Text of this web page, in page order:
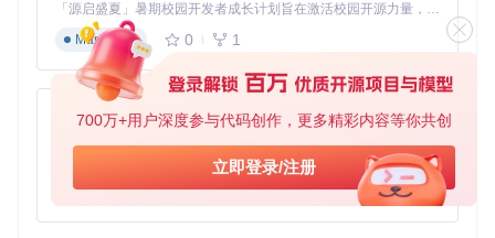
700万+用户深度参与代码创作，更多精彩内容等你共创
立即登录/注册
语义向量检索系统
不同于传统的关键词匹配，Dify采用向量空间模型将文档内容
转化为高维向量。通过余弦相似度计算，系统能理解"用户认
证失败"与"登录权限错误"本质上描述的是同一问题。在我们的
测试中，这种语义检索方式将相关文档召回率提升了
时把平均检索时间从3.2秒缩短至0.4秒。
最具突破性的是Dify的工作流设计能力。技术团队无需编写代
码，通过拖拽节点即可构建复杂的文档处理逻辑。我们设计的
客户合同自动处理流程包含12个处理节点，从格式校验、关键
「源启盛夏」暑期校园开发者成长计划旨在激活校园开源力量，通过积分激励、认证扶持、资源倾斜等形式，引导高校组织和开发者完成「入驻 — 建项目 — 做贡献 — 获认证 — 得资源」的完整闭环。无论你是想带领社团入驻平台的组织者，还是希望用代码贡献证明自己的开发者，都能在这里找到属于你的成长路径。
Markdown
0 1
py-xiaozhi
基于Python的Xiaozhi AI，适用于想要完整Xiaozhi体验而无需拥有专用硬件的用户。
Python
0 1